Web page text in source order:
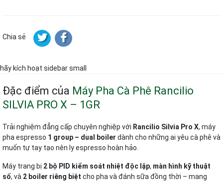
Chia sẻ
hãy kích hoạt sidebar small
Đặc điểm của Máy Pha Cà Phê Rancilio
SILVIA PRO X – 1GR
Trải nghiệm đẳng cấp chuyên nghiệp với Rancilio Silvia Pro X, máy
pha espresso 1 group – dual boiler dành cho những ai yêu cà phê và
muốn tự tay tạo nên ly espresso hoàn hảo.
Máy trang bị 2 bộ PID kiểm soát nhiệt độc lập, màn hình kỹ thuật
số, và 2 boiler riêng biệt cho pha và đánh sữa đồng thời – mang